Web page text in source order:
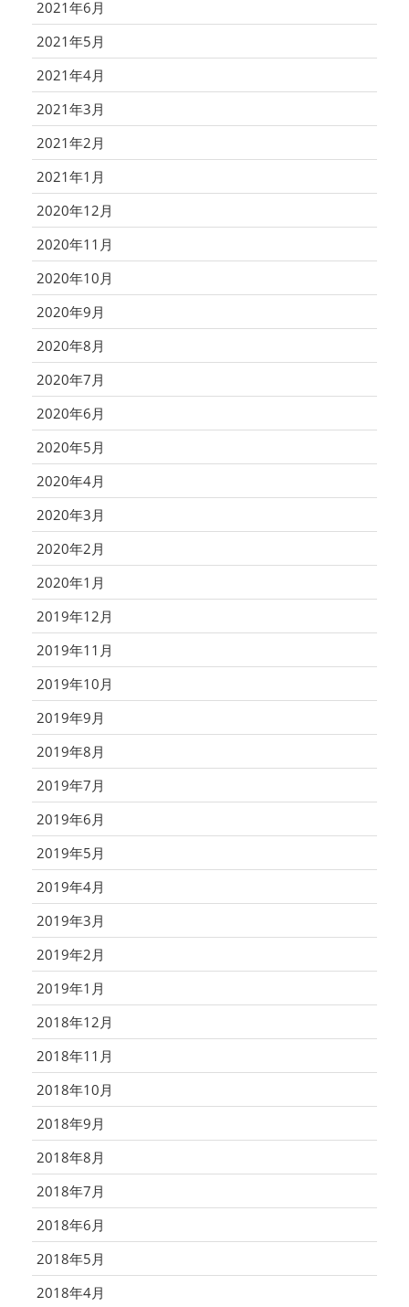
2021年6月
2021年5月
2021年4月
2021年3月
2021年2月
2021年1月
2020年12月
2020年11月
2020年10月
2020年9月
2020年8月
2020年7月
2020年6月
2020年5月
2020年4月
2020年3月
2020年2月
2020年1月
2019年12月
2019年11月
2019年10月
2019年9月
2019年8月
2019年7月
2019年6月
2019年5月
2019年4月
2019年3月
2019年2月
2019年1月
2018年12月
2018年11月
2018年10月
2018年9月
2018年8月
2018年7月
2018年6月
2018年5月
2018年4月